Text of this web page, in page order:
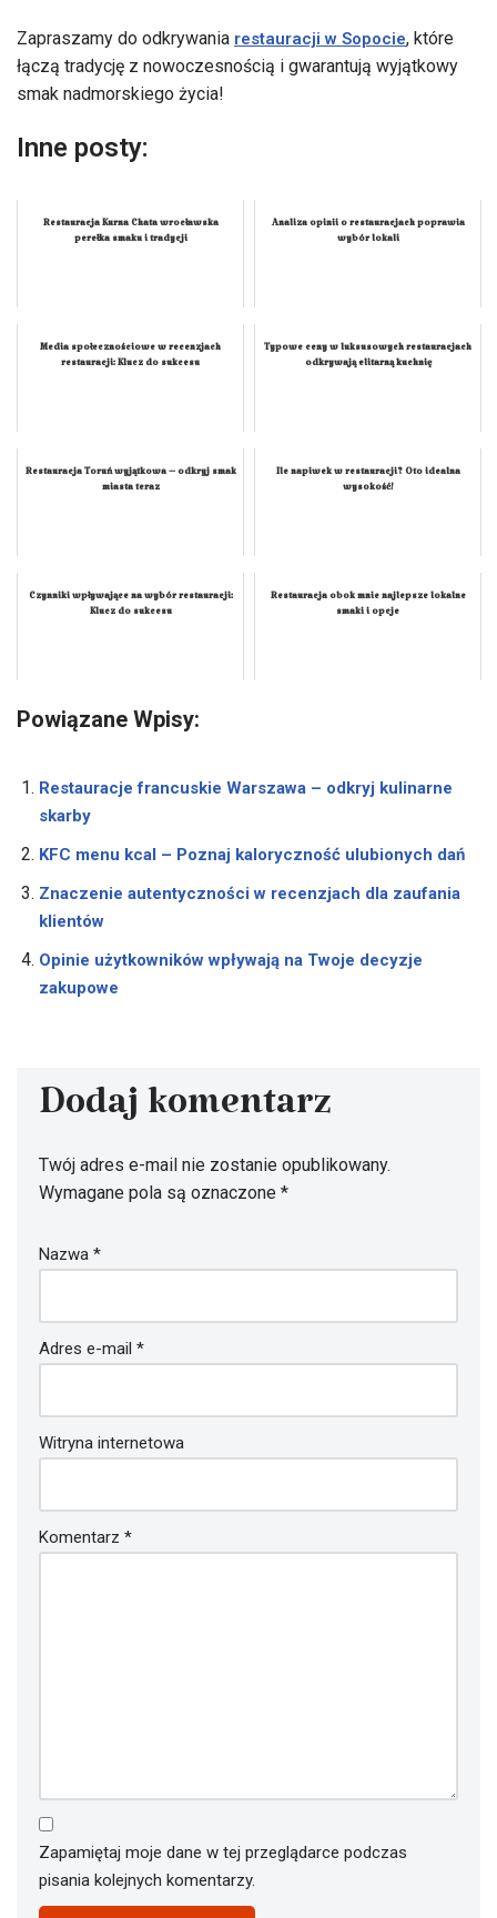
Zapraszamy do odkrywania restauracji w Sopocie, które
łączą tradycję z nowoczesnością i gwarantują wyjątkowy
smak nadmorskiego życia!
Inne posty:
Restauracja Kurna Chata wrocławska
perełka smaku i tradycji
Analiza opinii o restauracjach poprawia
wybór lokali
Media społecznościowe w recenzjach
restauracji: Klucz do sukcesu
Typowe ceny w luksusowych restauracjach
odkrywają elitarną kuchnię
Restauracja Toruń wyjątkowa – odkryj smak
miasta teraz
Ile napiwek w restauracji? Oto idealna
wysokość!
Czynniki wpływające na wybór restauracji:
Klucz do sukcesu
Restauracja obok mnie najlepsze lokalne
smaki i opcje
Powiązane Wpisy:
Restauracje francuskie Warszawa – odkryj kulinarne
skarby
KFC menu kcal – Poznaj kaloryczność ulubionych dań
Znaczenie autentyczności w recenzjach dla zaufania
klientów
Opinie użytkowników wpływają na Twoje decyzje
zakupowe
Dodaj komentarz
Twój adres e-mail nie zostanie opublikowany.
Wymagane pola są oznaczone *
Nazwa *
Adres e-mail *
Witryna internetowa
Komentarz *
Zapamiętaj moje dane w tej przeglądarce podczas
pisania kolejnych komentarzy.